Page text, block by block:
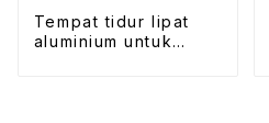
Tempat tidur lipat
aluminium untuk